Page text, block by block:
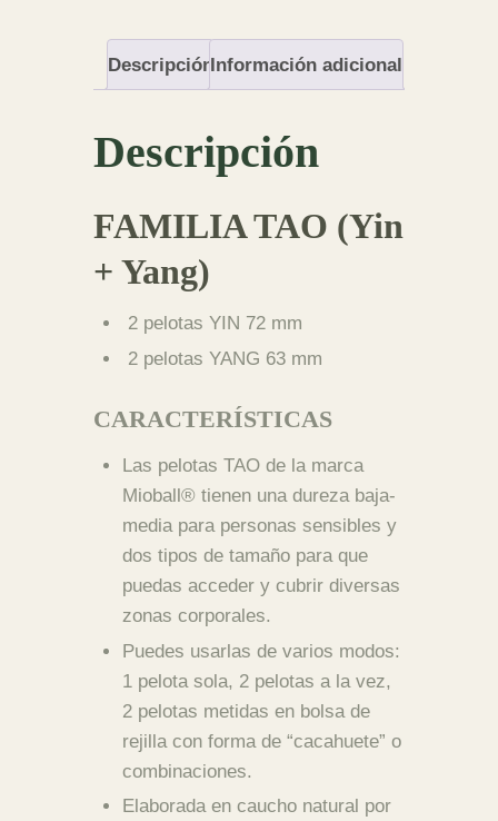
DescripciónInformación adicional
Descripción
FAMILIA TAO (Yin
+ Yang)
2 pelotas YIN 72 mm
2 pelotas YANG 63 mm
CARACTERÍSTICAS
Las pelotas TAO de la marca
Mioball® tienen una dureza baja-
media para personas sensibles y
dos tipos de tamaño para que
puedas acceder y cubrir diversas
zonas corporales.
Puedes usarlas de varios modos:
1 pelota sola, 2 pelotas a la vez,
2 pelotas metidas en bolsa de
rejilla con forma de “cacahuete” o
combinaciones.
Elaborada en caucho natural por